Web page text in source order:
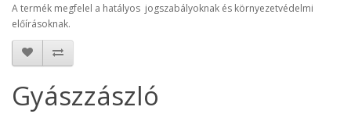
A termék megfelel a hatályos jogszabályoknak és környezetvédelmi
előírásoknak.
Gyászzászló